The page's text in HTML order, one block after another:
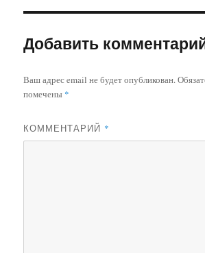
Добавить
Ваш адрес email не будет опубликован.
помечены *
КОММЕНТАРИЙ *